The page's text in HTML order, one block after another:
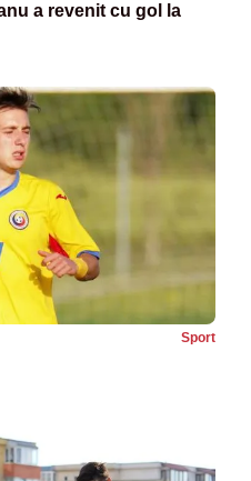
a revenit cu gol la
Sport